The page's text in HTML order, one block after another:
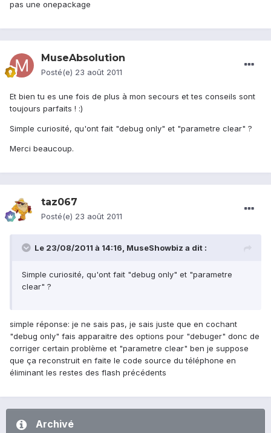
pas une onepackage
MuseAbsolution
Posté(e) 23 août 2011
Et bien tu es une fois de plus à mon secours et tes conseils sont
toujours parfaits ! :)
Simple curiosité, qu'ont fait "debug only" et "parametre clear" ?
Merci beaucoup.
taz067
Posté(e) 23 août 2011
Le 23/08/2011 à 14:16, MuseShowbiz a dit :
Simple curiosité, qu'ont fait "debug only" et "parametre
clear" ?
simple réponse: je ne sais pas, je sais juste que en cochant
"debug only" fais apparaitre des options pour "debuger" donc de
corriger certain problème et "parametre clear" ben je suppose
que ça reconstruit en faite le code source du téléphone en
éliminant les restes des flash précédents
Archivé